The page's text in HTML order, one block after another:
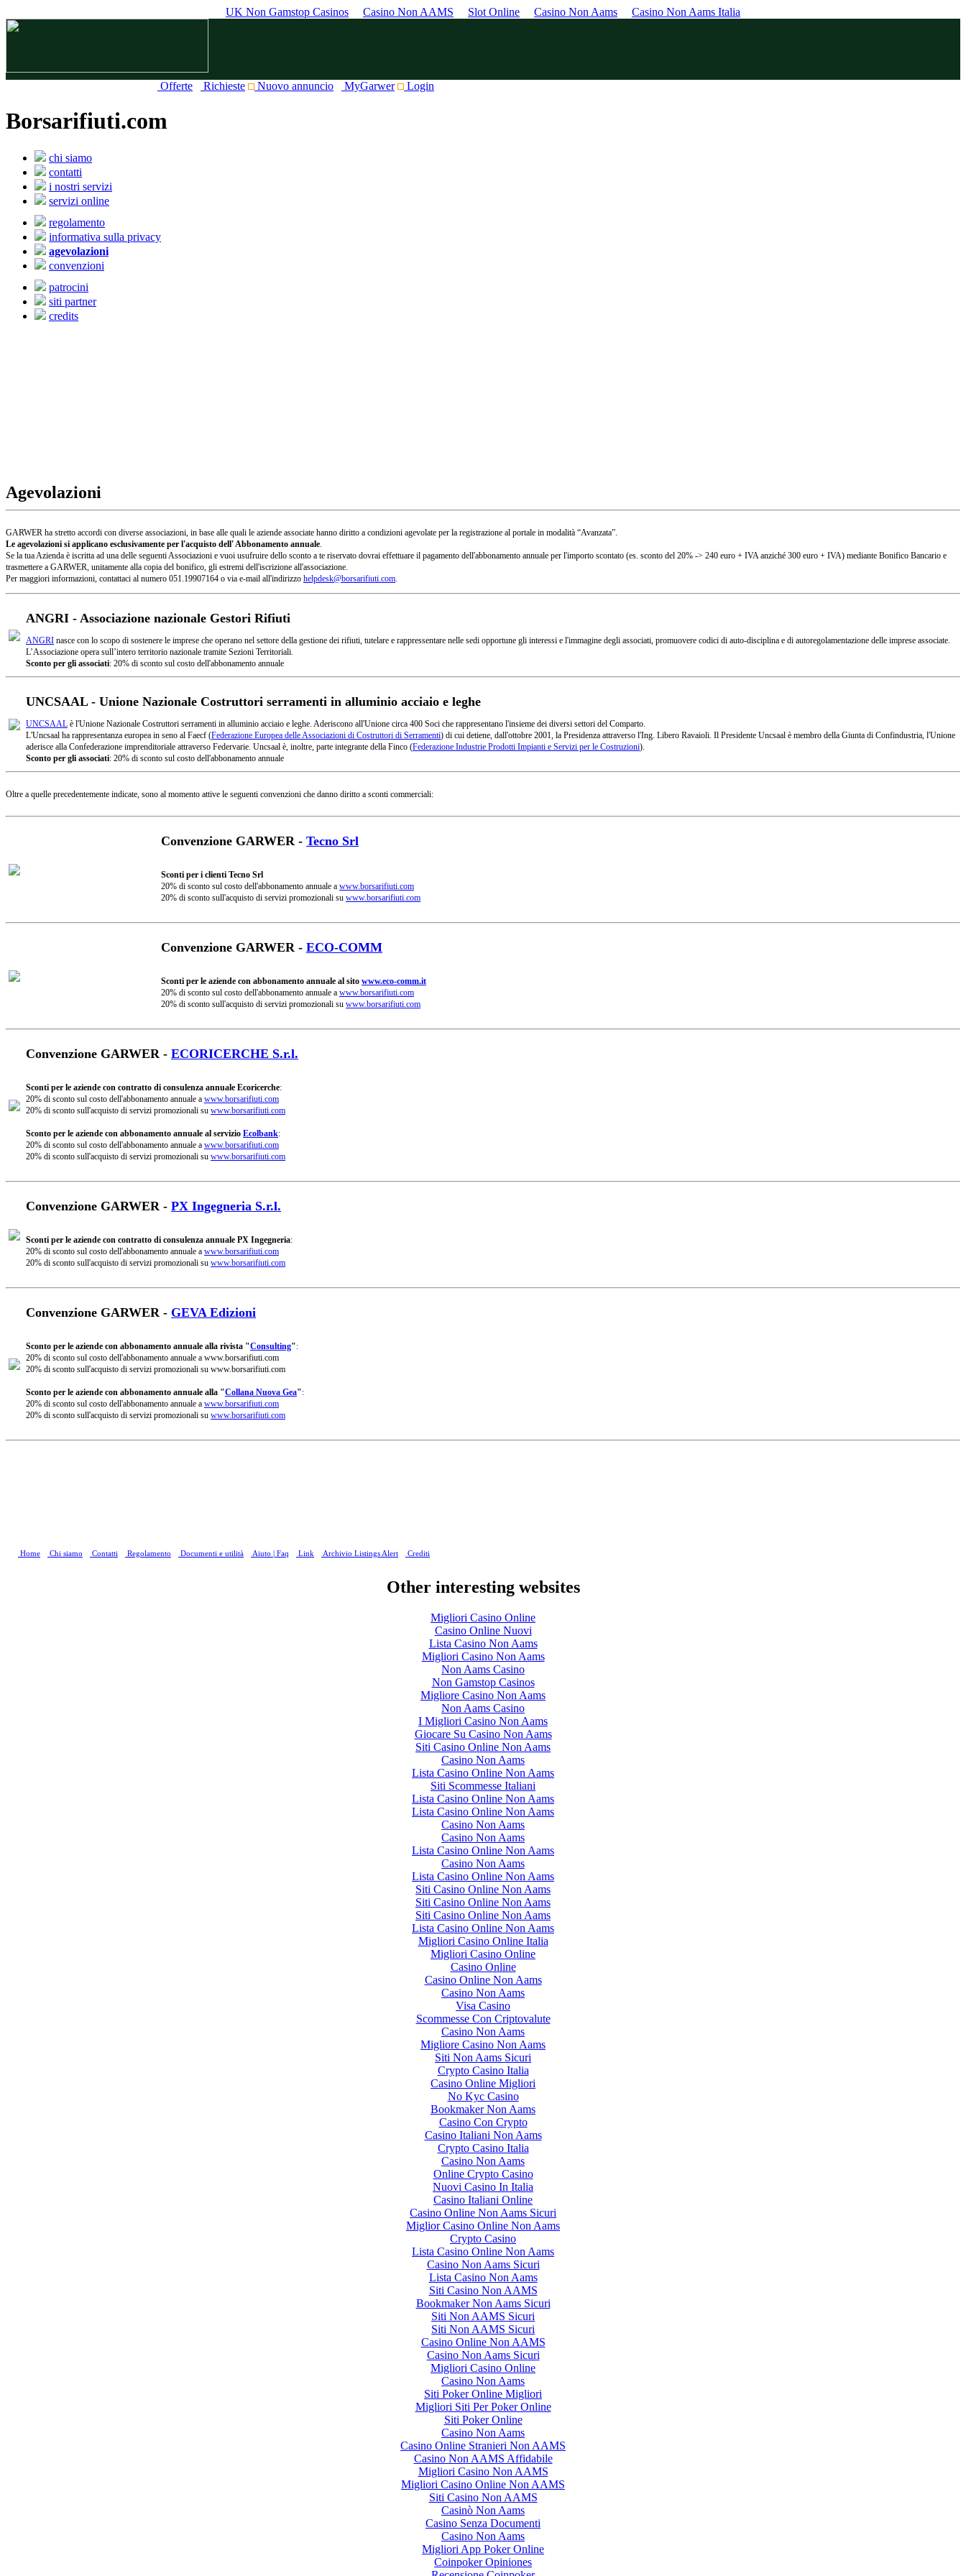
UK Non Gamstop Casinos Casino Non AAMS Slot Online Casino Non Aams Casino Non Aams Italia
Offerte Richieste Nuovo annuncio MyGarwer Login
Borsarifiuti.com
chi siamo
contatti
i nostri servizi
servizi online
regolamento
informativa sulla privacy
agevolazioni
convenzioni
patrocini
siti partner
credits
Agevolazioni
GARWER ha stretto accordi con diverse associazioni, in base alle quali le aziende associate hanno diritto a condizioni agevolate per la registrazione al portale in modalità “Avanzata”.
Le agevolazioni si applicano esclusivamente per l'acquisto dell' Abbonamento annuale.
Se la tua Azienda è iscritta ad una delle seguenti Associazioni e vuoi usufruire dello sconto a te riservato dovrai effettuare il pagamento dell'abbonamento annuale per l'importo scontato (es. sconto del 20% -> 240 euro + IVA anziché 300 euro + IVA) mediante Bonifico Bancario e
trasmettere a GARWER, unitamente alla copia del bonifico, gli estremi dell'iscrizione all'associazione.
Per maggiori informazioni, contattaci al numero 051.19907164 o via e-mail all'indirizzo helpdesk@borsarifiuti.com.
ANGRI - Associazione nazionale Gestori Rifiuti
ANGRI nasce con lo scopo di sostenere le imprese che operano nel settore della gestione dei rifiuti, tutelare e rappressentare nelle sedi opportune gli interessi e l'immagine degli associati, promuovere codici di auto-disciplina e di autoregolamentazione delle imprese associate.
L’Associazione opera sull’intero territorio nazionale tramite Sezioni Territoriali.
Sconto per gli associati: 20% di sconto sul costo dell'abbonamento annuale
UNCSAAL - Unione Nazionale Costruttori serramenti in alluminio acciaio e leghe
UNCSAAL è l'Unione Nazionale Costruttori serramenti in alluminio acciaio e leghe. Aderiscono all'Unione circa 400 Soci che rappresentano l'insieme dei diversi settori del Comparto.
L'Uncsaal ha rappresentanza europea in seno al Faecf (Federazione Europea delle Associazioni di Costruttori di Serramenti) di cui detiene, dall'ottobre 2001, la Presidenza attraverso l'Ing. Libero Ravaioli. Il Presidente Uncsaal è membro della Giunta di Confindustria, l'Unione
aderisce alla Confederazione imprenditoriale attraverso Federvarie. Uncsaal è, inoltre, parte integrante della Finco (Federazione Industrie Prodotti Impianti e Servizi per le Costruzioni).
Sconto per gli associati: 20% di sconto sul costo dell'abbonamento annuale
Oltre a quelle precedentemente indicate, sono al momento attive le seguenti convenzioni che danno diritto a sconti commerciali:
Convenzione GARWER - Tecno Srl
Sconti per i clienti Tecno Srl
20% di sconto sul costo dell'abbonamento annuale a www.borsarifiuti.com
20% di sconto sull'acquisto di servizi promozionali su www.borsarifiuti.com
Convenzione GARWER - ECO-COMM
Sconti per le aziende con abbonamento annuale al sito www.eco-comm.it
20% di sconto sul costo dell'abbonamento annuale a www.borsarifiuti.com
20% di sconto sull'acquisto di servizi promozionali su www.borsarifiuti.com
Convenzione GARWER - ECORICERCHE S.r.l.
Sconti per le aziende con contratto di consulenza annuale Ecoricerche:
20% di sconto sul costo dell'abbonamento annuale a www.borsarifiuti.com
20% di sconto sull'acquisto di servizi promozionali su www.borsarifiuti.com
Sconto per le aziende con abbonamento annuale al servizio Ecolbank:
20% di sconto sul costo dell'abbonamento annuale a www.borsarifiuti.com
20% di sconto sull'acquisto di servizi promozionali su www.borsarifiuti.com
Convenzione GARWER - PX Ingegneria S.r.l.
Sconti per le aziende con contratto di consulenza annuale PX Ingegneria:
20% di sconto sul costo dell'abbonamento annuale a www.borsarifiuti.com
20% di sconto sull'acquisto di servizi promozionali su www.borsarifiuti.com
Convenzione GARWER - GEVA Edizioni
Sconto per le aziende con abbonamento annuale alla rivista "Consulting":
20% di sconto sul costo dell'abbonamento annuale a www.borsarifiuti.com
20% di sconto sull'acquisto di servizi promozionali su www.borsarifiuti.com
Sconto per le aziende con abbonamento annuale alla "Collana Nuova Gea":
20% di sconto sul costo dell'abbonamento annuale a www.borsarifiuti.com
20% di sconto sull'acquisto di servizi promozionali su www.borsarifiuti.com
Home Chi siamo Contatti Regolamento Documenti e utilità Aiuto | Faq Link Archivio Listings Alert Crediti
Other interesting websites
Migliori Casino Online
Casino Online Nuovi
Lista Casino Non Aams
Migliori Casino Non Aams
Non Aams Casino
Non Gamstop Casinos
Migliore Casino Non Aams
Non Aams Casino
I Migliori Casino Non Aams
Giocare Su Casino Non Aams
Siti Casino Online Non Aams
Casino Non Aams
Lista Casino Online Non Aams
Siti Scommesse Italiani
Lista Casino Online Non Aams
Lista Casino Online Non Aams
Casino Non Aams
Casino Non Aams
Lista Casino Online Non Aams
Casino Non Aams
Lista Casino Online Non Aams
Siti Casino Online Non Aams
Siti Casino Online Non Aams
Siti Casino Online Non Aams
Lista Casino Online Non Aams
Migliori Casino Online Italia
Migliori Casino Online
Casino Online
Casino Online Non Aams
Casino Non Aams
Visa Casino
Scommesse Con Criptovalute
Casino Non Aams
Migliore Casino Non Aams
Siti Non Aams Sicuri
Crypto Casino Italia
Casino Online Migliori
No Kyc Casino
Bookmaker Non Aams
Casino Con Crypto
Casino Italiani Non Aams
Crypto Casino Italia
Casino Non Aams
Online Crypto Casino
Nuovi Casino In Italia
Casino Italiani Online
Casino Online Non Aams Sicuri
Miglior Casino Online Non Aams
Crypto Casino
Lista Casino Online Non Aams
Casino Non Aams Sicuri
Lista Casino Non Aams
Siti Casino Non AAMS
Bookmaker Non Aams Sicuri
Siti Non AAMS Sicuri
Siti Non AAMS Sicuri
Casino Online Non AAMS
Casino Non Aams Sicuri
Migliori Casino Online
Casino Non Aams
Siti Poker Online Migliori
Migliori Siti Per Poker Online
Siti Poker Online
Casino Non Aams
Casino Online Stranieri Non AAMS
Casino Non AAMS Affidabile
Migliori Casino Non AAMS
Migliori Casino Online Non AAMS
Siti Casino Non AAMS
Casinò Non Aams
Casino Senza Documenti
Casino Non Aams
Migliori App Poker Online
Coinpoker Opiniones